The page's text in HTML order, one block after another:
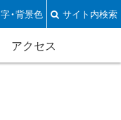
・背景色 サイト内検索
アクセス